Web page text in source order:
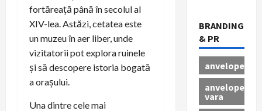
fortăreață până în secolul al
XIV-lea. Astăzi, cetatea este
un muzeu în aer liber, unde
vizitatorii pot explora ruinele
și să descopere istoria bogată
a orașului.
Una dintre cele mai
BRANDING
& PR
anvelope
anvelope
vara